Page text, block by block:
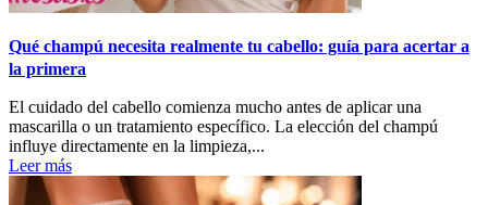
Qué champú necesita realmente tu cabello: guía para acertar a
la primera
El cuidado del cabello comienza mucho antes de aplicar una
mascarilla o un tratamiento específico. La elección del champú
influye directamente en la limpieza,...
Leer más